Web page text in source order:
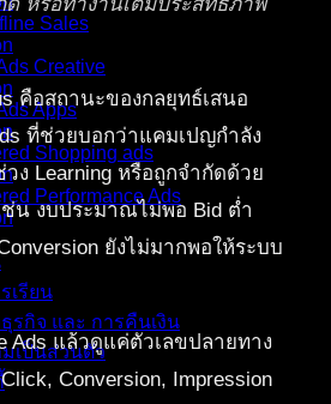
Sales
Creative
Apps
Shopping ads
Performance Ads
เรียน
รกิจ และ การคืนเงิน
เป็นส่วนตัว
คือสถานะของกลยุทธ์เสนอ
ที่ช่วยบอกว่าแคมเปญกำลัง
ง Learning หรือถูกจำกัดด้วย
ช่น งบประมาณไม่พอ Bid ต่ำ
ยังไม่มากพอให้ระบบ
Ads แล้วดูแค่ตัวเลขปลายทาง
Conversion, Impression